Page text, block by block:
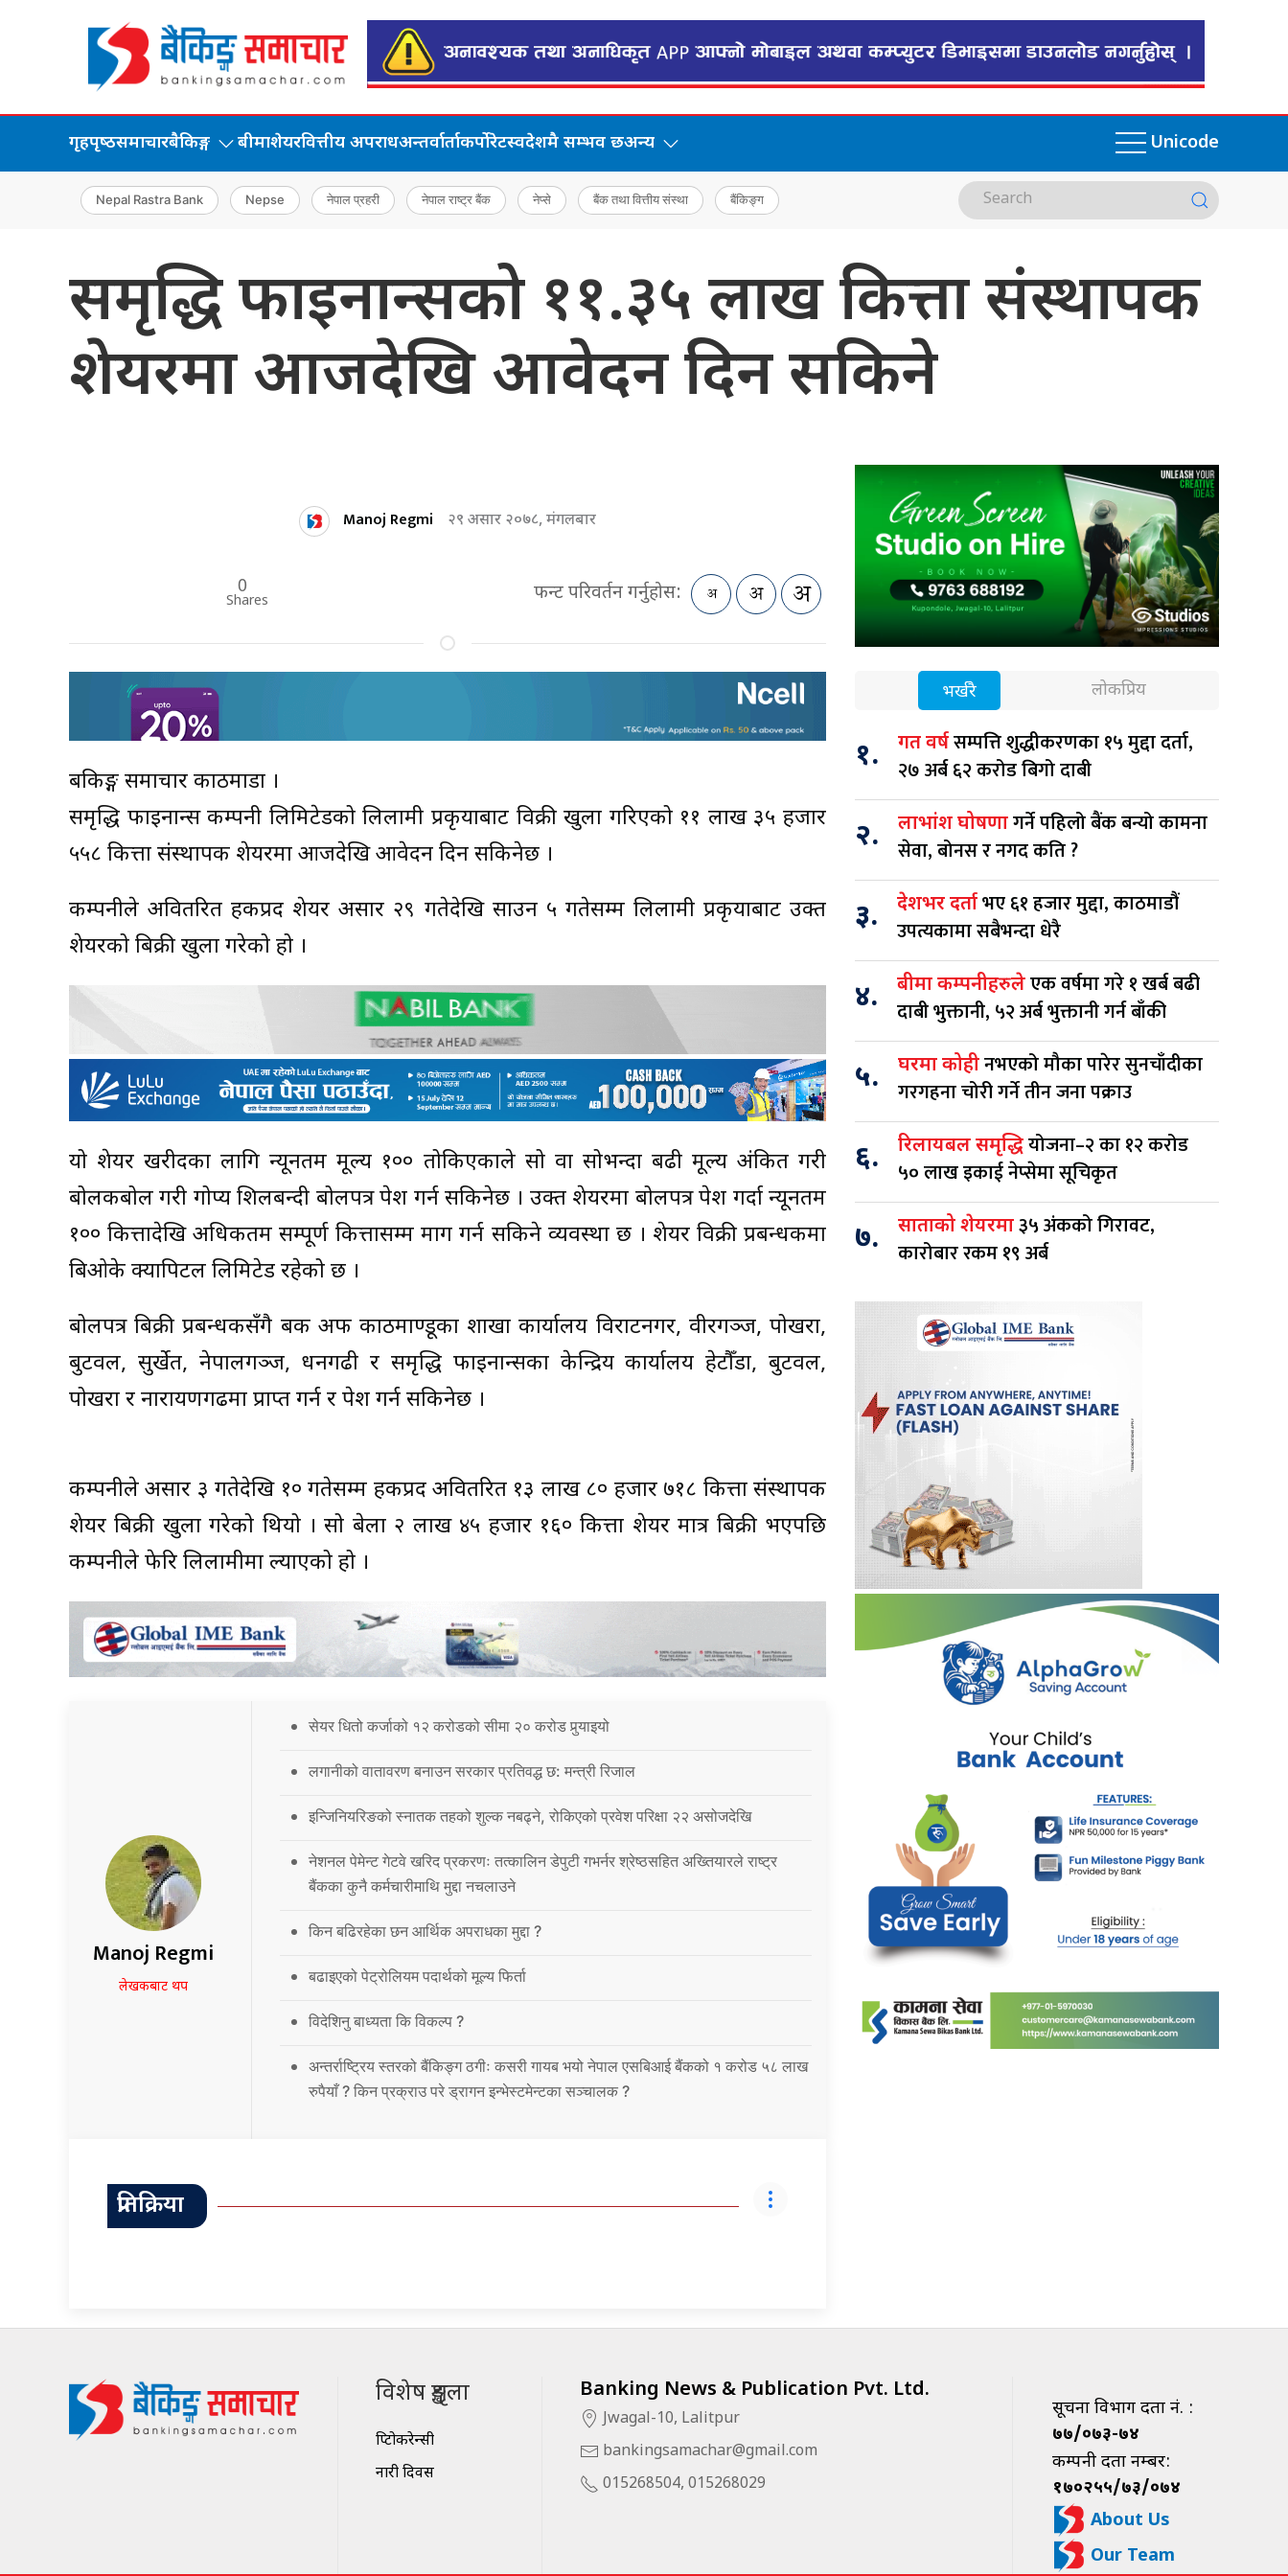
गृहपृष्‍ठसमाचारबैकिङ्ग बीमाशेयरवित्तीय अपराधअन्तर्वार्ताकर्पोरेटस्वदेशमै सम्भव छअन्य Unicode
Nepal Rastra Bank Nepse नेपाल प्रहरी नेपाल राष्ट्र बैंक नेप्से बैंक तथा वित्तीय संस्था बैंकिङ्ग
समृद्धि फाइनान्सको ११.३५ लाख कित्ता संस्थापक
शेयरमा आजदेखि आवेदन दिन सकिने
Manoj Regmi २९ असार २०७८, मंगलबार
0
Shares फन्ट परिवर्तन गर्नुहोस:
बैंकिङ्ग समाचार काठमाडौं ।
समृद्धि फाइनान्स कम्पनी लिमिटेडको लिलामी प्रकृयाबाट विक्री खुला गरिएको ११ लाख ३५ हजार
५५८ कित्ता संस्थापक शेयरमा आजदेखि आवेदन दिन सकिनेछ ।
कम्पनीले अवितरित हकप्रद शेयर असार २९ गतेदेखि साउन ५ गतेसम्म लिलामी प्रकृयाबाट उक्त
शेयरको बिक्री खुला गरेको हो ।
यो शेयर खरीदका लागि न्यूनतम मूल्य १०० तोकिएकाले सो वा सोभन्दा बढी मूल्य अंकित गरी
बोलकबोल गरी गोप्य शिलबन्दी बोलपत्र पेश गर्न सकिनेछ । उक्त शेयरमा बोलपत्र पेश गर्दा न्यूनतम
१०० कित्तादेखि अधिकतम सम्पूर्ण कित्तासम्म माग गर्न सकिने व्यवस्था छ । शेयर विक्री प्रबन्धकमा
बिओके क्यापिटल लिमिटेड रहेको छ ।
बोलपत्र बिक्री प्रबन्धकसँगै बैंक अफ काठमाण्डूका शाखा कार्यालय विराटनगर, वीरगञ्ज, पोखरा,
बुटवल, सुर्खेत, नेपालगञ्ज, धनगढी र समृद्धि फाइनान्सका केन्द्रिय कार्यालय हेटौँडा, बुटवल,
पोखरा र नारायणगढमा प्राप्त गर्न र पेश गर्न सकिनेछ ।
कम्पनीले असार ३ गतेदेखि १० गतेसम्म हकप्रद अवितरित १३ लाख ८० हजार ७१८ कित्ता संस्थापक
शेयर बिक्री खुला गरेको थियो । सो बेला २ लाख ४५ हजार १६० कित्ता शेयर मात्र बिक्री भएपछि
कम्पनीले फेरि लिलामीमा ल्याएको हो ।
Manoj Regmi
लेखकबाट थप
सेयर धितो कर्जाको १२ करोडको सीमा २० करोड पुर्‍याइयो
लगानीको वातावरण बनाउन सरकार प्रतिवद्ध छ: मन्त्री रिजाल
इन्जिनियरिङको स्नातक तहको शुल्क नबढ्ने, रोकिएको प्रवेश परिक्षा २२ असोजदेखि
नेशनल पेमेन्ट गेटवे खरिद प्रकरणः तत्कालिन डेपुटी गभर्नर श्रेष्ठसहित अख्तियारले राष्ट्र
बैंकका कुनै कर्मचारीमाथि मुद्दा नचलाउने
किन बढिरहेका छन आर्थिक अपराधका मुद्दा ?
बढाइएको पेट्रोलियम पदार्थको मूल्य फिर्ता
विदेशिनु बाध्यता कि विकल्प ?
अन्तर्राष्ट्रिय स्तरको बैंकिङ्ग ठगीः कसरी गायब भयो नेपाल एसबिआई बैंकको १ करोड ५८ लाख
रुपैयाँ ? किन प्रक्राउ परे ड्रागन इन्भेस्टमेन्टका सञ्चालक ?
प्रतिक्रिया
भर्खरै लोकप्रिय
१. गत वर्षसम्पत्ति शुद्धीकरणका १५ मुद्दा दर्ता,
२७ अर्ब ६२ करोड बिगो दाबी
२. लाभांश घोषणागर्ने पहिलो बैंक बन्यो कामना
सेवा, बोनस र नगद कति ?
३. देशभर दर्ताभए ६१ हजार मुद्दा, काठमाडौं
उपत्यकामा सबैभन्दा धेरै
४. बीमा कम्पनीहरुलेएक वर्षमा गरे १ खर्ब बढी
दाबी भुक्तानी, ५२ अर्ब भुक्तानी गर्न बाँकी
५. घरमा कोहीनभएको मौका पारेर सुनचाँदीका
गरगहना चोरी गर्ने तीन जना पक्राउ
६. रिलायबल समृद्धियोजना–२ का १२ करोड
५० लाख इकाई नेप्सेमा सूचिकृत
७. साताको शेयरमा३५ अंकको गिरावट,
कारोबार रकम १९ अर्ब
विशेष शृङ्खला
क्रिप्टोकरेन्सी
नारी दिवस
Banking News & Publication Pvt. Ltd.
Jwagal-10, Lalitpur
bankingsamachar@gmail.com
015268504, 015268029
सूचना विभाग दर्ता नं. :
७७/०७३-७४
कम्पनी दर्ता नम्बर:
१७०२५५/७३/०७४
About Us
Our Team